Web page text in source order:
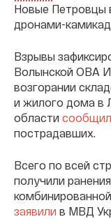
Новые Петровцы
дронами-
Взрывы
Волынской ОВА
возгорании
и жилого дома в
области
пострадавших.
Всего по всей
получили
заявили в МВД